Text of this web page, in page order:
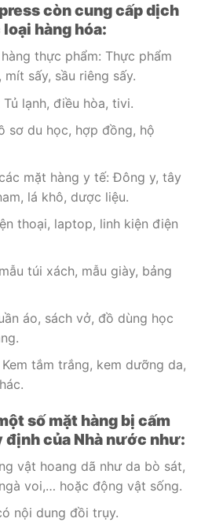
còn cung cấp dịch
hàng hóa:
thực phẩm: Thực phẩm
sấy, sầu riêng sấy.
lạnh, điều hòa, tivi.
sơ du học, hợp đồng, hộ
mặt hàng y tế: Đông y, tây
lá khô, dược liệu.
thoại, laptop, linh kiện điện
túi xách, mẫu giày, bảng
áo, sách vở, đồ dùng học
tắm trắng, kem dưỡng da,
số mặt hàng bị cấm
định của Nhà nước như:
vật hoang dã như da bò sát,
voi,… hoặc động vật sống.
nội dung đồi trụy.